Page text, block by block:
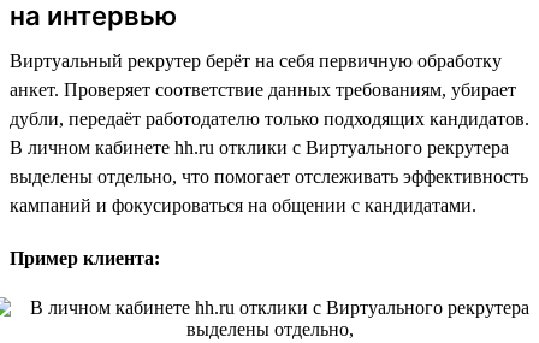
на интервью
Виртуальный рекрутер берёт на себя первичную обработку
анкет. Проверяет соответствие данных требованиям, убирает
дубли, передаёт работодателю только подходящих кандидатов.
В личном кабинете hh.ru отклики с Виртуального рекрутера
выделены отдельно, что помогает отслеживать эффективность
кампаний и фокусироваться на общении с кандидатами.
Пример клиента: